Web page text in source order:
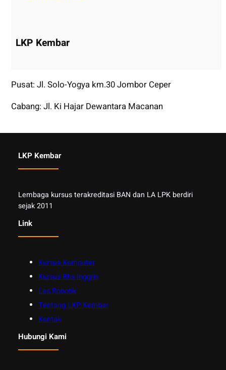
LKP Kembar
Pusat: Jl. Solo-Yogya km.30 Jombor Ceper
Cabang: Jl. Ki Hajar Dewantara Macanan
LKP Kembar
Lembaga kursus terakreditasi BAN dan LA LPK berdiri
sejak 2011
Link
Kursus Komputer
Kursus Bhs Inggris
Les Robotik
Tentang LKP Kembar
Kontak
Hubungi Kami